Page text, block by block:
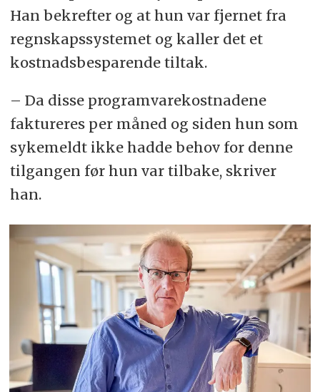
Han bekrefter og at hun var fjernet fra
regnskapssystemet og kaller det et
kostnadsbesparende tiltak.
– Da disse programvarekostnadene
faktureres per måned og siden hun som
sykemeldt ikke hadde behov for denne
tilgangen før hun var tilbake, skriver
han.